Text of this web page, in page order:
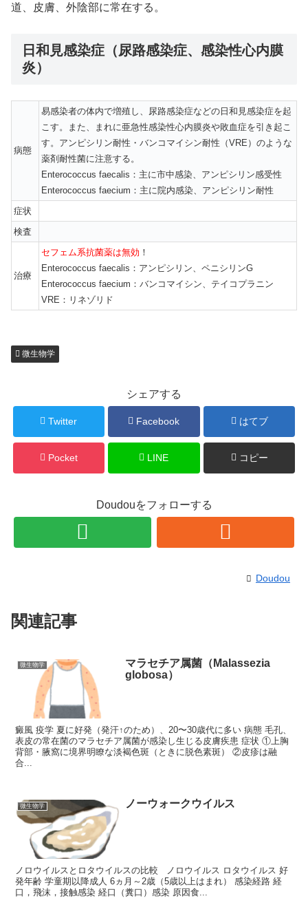
道、皮膚、外陰部に常在する。
日和見感染症（尿路感染症、感染性心内膜
炎）
病態
易感染者の体内で増殖し、尿路感染症などの日和見感染症を起
こす。また、まれに亜急性感染性心内膜炎や敗血症を引き起こ
す。アンピシリン耐性・バンコマイシン耐性（VRE）のような
薬剤耐性菌に注意する。
Enterococcus faecalis：主に市中感染、アンピシリン感受性
Enterococcus faecium：主に院内感染、アンピシリン耐性
症状
検査
治療
セフェム系抗菌薬は無効 ！
Enterococcus faecalis：アンピシリン、ペニシリンG
Enterococcus faecium：バンコマイシン、テイコプラニン
VRE：リネゾリド
微生物学
シェアする
Twitter Facebook はてブ
Pocket LINE コピー
Doudouをフォローする
Doudou
関連記事
微生物学
マラセチア属菌（Malassezia
globosa）
癜風 疫学 夏に好発（発汗↑のため）、20〜30歳代に多い 病態 毛孔、
表皮の常在菌のマラセチア属菌が感染し生じる皮膚疾患 症状 ①上胸
背部・腋窩に境界明瞭な淡褐色斑（ときに脱色素斑） ②皮疹は融
合...
微生物学 ノーウォークウイルス
ノロウイルスとロタウイルスの比較 ノロウイルス ロタウイルス 好
発年齢 学童期以降成人 6ヵ月～2歳（5歳以上はまれ） 感染経路 経
口，飛沫，接触感染 経口（糞口）感染 原因食...